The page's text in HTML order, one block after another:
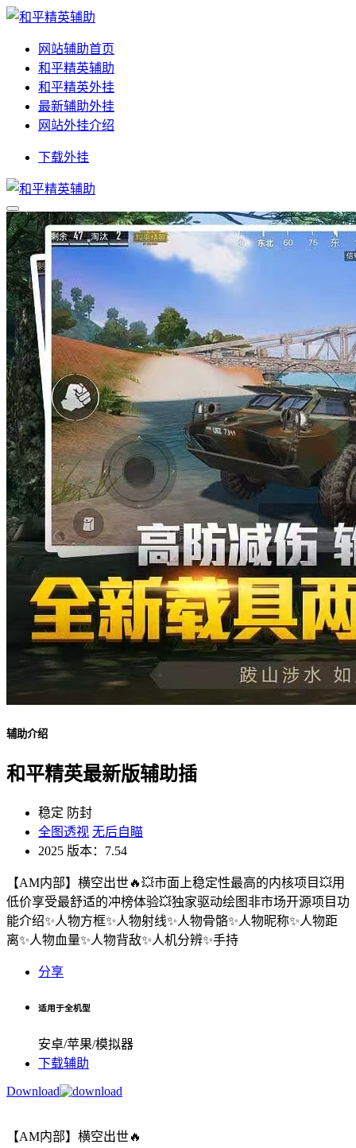
网站辅助首页
和平精英辅助
和平精英外挂
最新辅助外挂
网站外挂介绍
下载外挂
辅助介绍
和平精英最新版辅助插
稳定 防封
全图透视 无后自瞄
2025 版本：7.54
【AM内部】横空出世🔥💥市面上稳定性最高的内核项目💥用
低价享受最舒适的冲榜体验💥独家驱动绘图非市场开源项目功
能介绍✨人物方框✨人物射线✨人物骨骼✨人物昵称✨人物距
离✨人物血量✨人物背敌✨人机分辨✨手持
分享
适用于全机型
安卓/苹果/模拟器
下载辅助
Download
【AM内部】横空出世🔥